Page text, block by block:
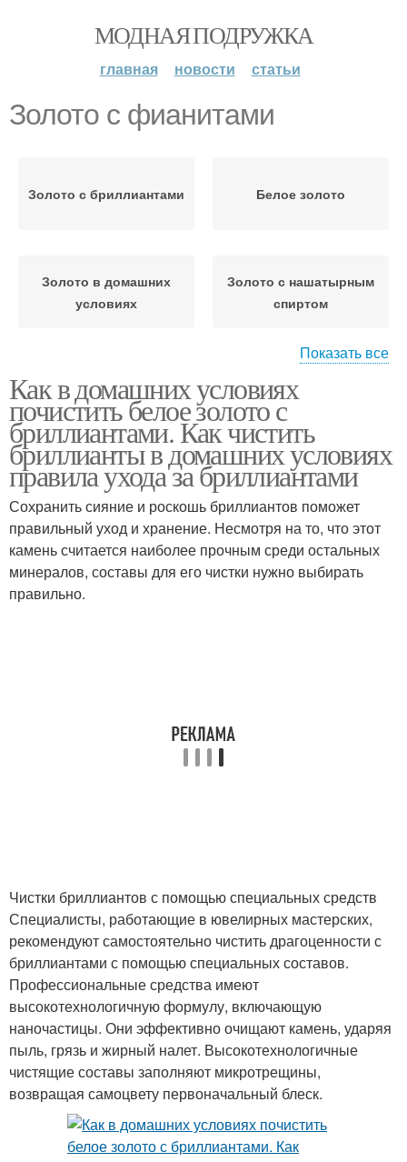
МОДНАЯ ПОДРУЖКА
главная новости статьи
Золото с фианитами
Золото с бриллиантами Белое золото
Золото в домашних
условиях
Золото с нашатырным
спиртом
Золото при помощи Золото с уксусом
Золото от желтизны
Показать все
Как в домашних условиях
почистить белое золото с
бриллиантами. Как чистить
бриллианты в домашних условиях
правила ухода за бриллиантами
Сохранить сияние и роскошь бриллиантов поможет
правильный уход и хранение. Несмотря на то, что этот
камень считается наиболее прочным среди остальных
минералов, составы для его чистки нужно выбирать
правильно.
Чистки бриллиантов с помощью специальных средств
Специалисты, работающие в ювелирных мастерских,
рекомендуют самостоятельно чистить драгоценности с
бриллиантами с помощью специальных составов.
Профессиональные средства имеют
высокотехнологичную формулу, включающую
наночастицы. Они эффективно очищают камень, ударяя
пыль, грязь и жирный налет. Высокотехнологичные
чистящие составы заполняют микротрещины,
возвращая самоцвету первоначальный блеск.